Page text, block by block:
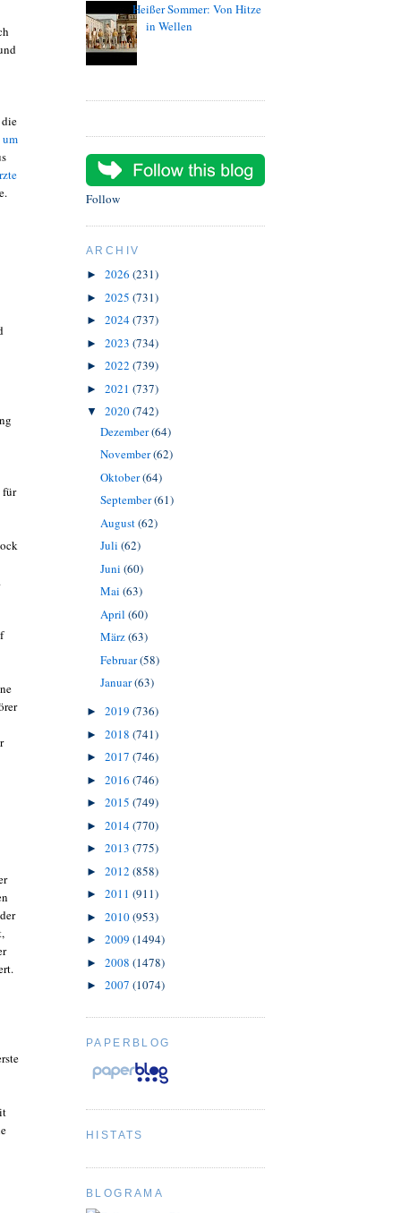
für
Heißer Sommer: Von Hitze
in Wellen
Follow
ARCHIV
► 2026 (231)
► 2025 (731)
► 2024(737)
► 2023 (734)
► 2022 (739)
► 2021 (737)
▼ 2020(742)
Dezember(64)
November(62)
Oktober(64)
September(61)
August(62)
Juli (62)
Juni (60)
Mai (63)
April (60)
März(63)
Februar(58)
Januar(63)
► 2019 (736)
► 2018 (741)
► 2017 (746)
► 2016 (746)
► 2015 (749)
► 2014(770)
► 2013 (775)
► 2012 (858)
► 2011 (911)
► 2010(953)
► 2009 (1494)
► 2008 (1478)
► 2007 (1074)
PAPERBLOG
HISTATS
BLOGRAMA